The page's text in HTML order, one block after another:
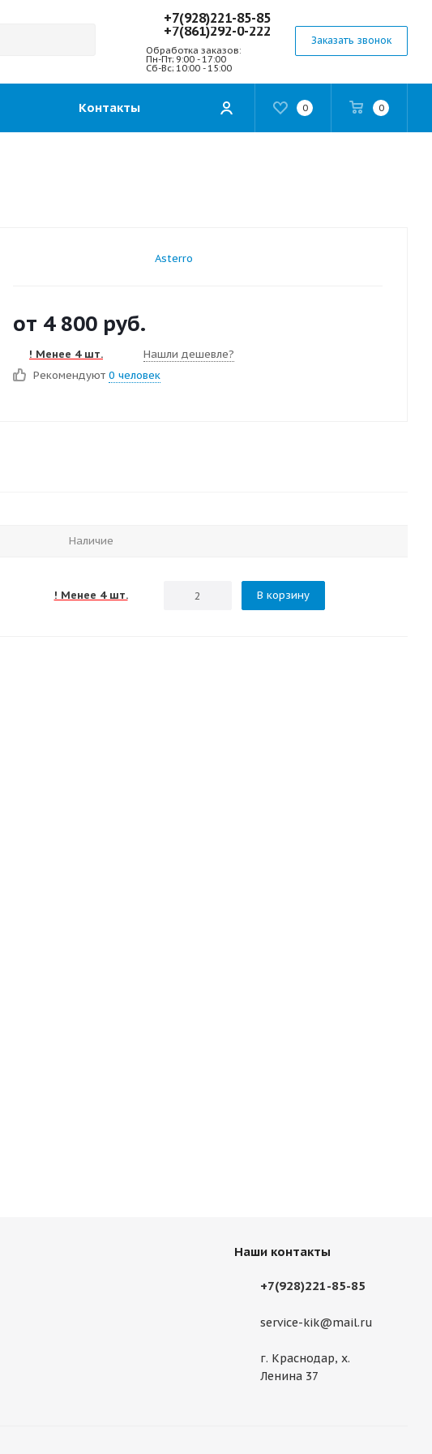
+7(928)221-85-85
+7(861)292-0-222
Обработка заказов:
Пн-Пт; 9:00 - 17:00
Сб-Вс; 10:00 - 15:00
Заказать звонок
0 0
Контакты
Asterro
от 4 800 руб.
! Менее 4 шт.
Нашли дешевле?
Рекомендуют 0 человек
Наличие
! Менее 4 шт. В корзину
Наши контакты
+7(928)221-85-85
service-kik@mail.ru
г. Краснодар, х.
Ленина 37